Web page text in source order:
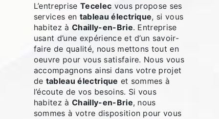
L’entreprise Tecelec vous propose ses
services en tableau électrique, si vous
habitez àChailly-en-Brie. Entreprise
usant d’une expérience et d’un savoir-
faire de qualité, nous mettons tout en
oeuvre pour vous satisfaire. Nous vous
accompagnons ainsi dans votre projet
de tableau électrique et sommes à
l’écoute de vos besoins. Si vous
habitez àChailly-en-Brie, nous
sommes à votre disposition pour vous